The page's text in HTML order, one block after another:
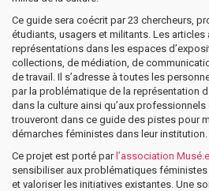
Ce guide sera coécrit par 23 chercheurs,
étudiants, usagers et militants. Les
représentations dans les espaces
collections, de médiation, de
de travail. Il s’adresse à toutes les
par la problématique de la représentation
dans la culture ainsi qu’aux
trouveront dans ce guide des pistes pour
démarches féministes dans leur institution.
Ce projet est porté par l’association
sensibiliser aux problématiques
et valoriser les initiatives existantes. Une